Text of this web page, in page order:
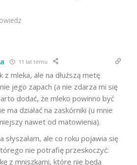
11 lat temu
z mleka, ale na dłuższą metę
jego zapach (a nie zdarza mi się
dodać, że mleko powinno być
ma działać na zaskórniki (u mnie
nawet od matowienia).
słyszałam, ale co roku pojawia się
nie potrafię przeskoczyć:
z mniszkami, które nie będą